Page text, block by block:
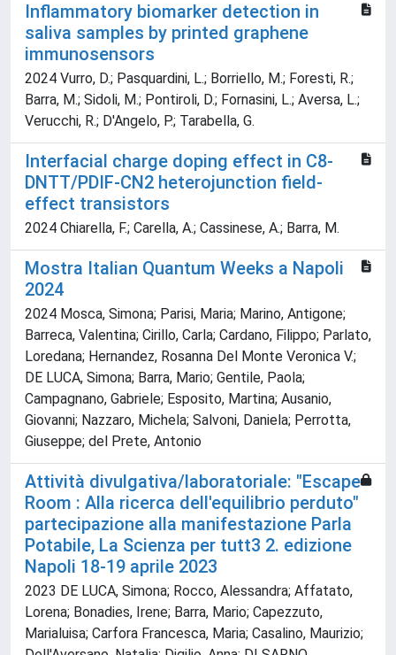
Inflammatory biomarker detection in
saliva samples by printed graphene
immunosensors
2024 Vurro, D.; Pasquardini, L.; Borriello, M.; Foresti, R.;
Barra, M.; Sidoli, M.; Pontiroli, D.; Fornasini, L.; Aversa, L.;
Verucchi, R.; D'Angelo, P.; Tarabella, G.
Interfacial charge doping effect in C8-
DNTT/PDIF-CN2 heterojunction field-
effect transistors
2024 Chiarella, F.; Carella, A.; Cassinese, A.; Barra, M.
Mostra Italian Quantum Weeks a Napoli
2024
2024 Mosca, Simona; Parisi, Maria; Marino, Antigone;
Barreca, Valentina; Cirillo, Carla; Cardano, Filippo; Parlato,
Loredana; Hernandez, Rosanna Del Monte Veronica V.;
DE LUCA, Simona; Barra, Mario; Gentile, Paola;
Campagnano, Gabriele; Esposito, Martina; Ausanio,
Giovanni; Nazzaro, Michela; Salvoni, Daniela; Perrotta,
Giuseppe; del Prete, Antonio
Attività divulgativa/laboratoriale: "Escape
Room : Alla ricerca dell'equilibrio perduto"
partecipazione alla manifestazione Parla
Potabile, La Scienza per tutt3 2. edizione
Napoli 18-19 aprile 2023
2023 DE LUCA, Simona; Rocco, Alessandra; Affatato,
Lorena; Bonadies, Irene; Barra, Mario; Capezzuto,
Marialuisa; Carfora Francesca, Maria; Casalino, Maurizio;